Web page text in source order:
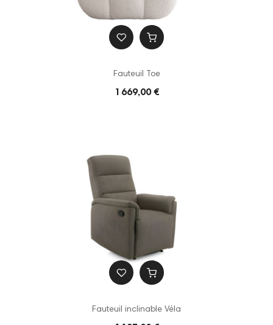
Fauteuil Toe
1 669,00 €
Fauteuil inclinable Véla